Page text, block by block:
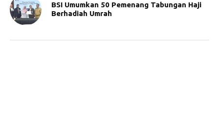
BSI Umumkan 50 Pemenang Tabungan Haji
Berhadiah Umrah